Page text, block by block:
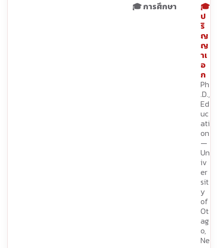
🎓 การศึกษา
🎓
ป
ริ
ญ
ญ
าเ
อ
ก
Ph
.D.,
Ed
uc
ati
on
—
Un
iv
er
sit
y
of
Ot
ag
o,
Ne